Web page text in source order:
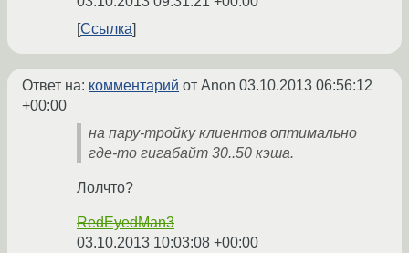
Ссылка
Ответ на: комментарий от Anon 03.10.2013 06:56:12
+00:00
на пару-тройку клиентов оптимально
где-то гигабайт 30..50 кэша.
Лолчто?
RedEyedMan3
03.10.2013 10:03:08 +00:00